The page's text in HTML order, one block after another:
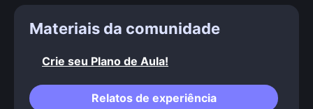
Materiais da comunidade
Crie seu Plano de Aula!
Relatos de experiência